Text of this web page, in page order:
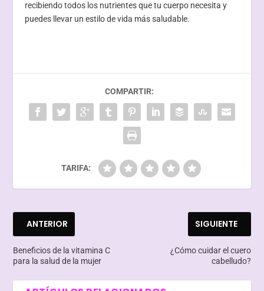
recibiendo todos los nutrientes que tu cuerpo necesita y
puedes llevar un estilo de vida más saludable.
COMPARTIR:
TARIFA:
ANTERIOR
Beneficios de la vitamina C
para la salud de la mujer
SIGUIENTE
¿Cómo cuidar el cuero
cabelludo?